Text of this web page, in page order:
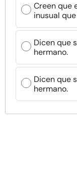
Creen que
inusual
Dicen que
hermano.
Dicen que
hermano.